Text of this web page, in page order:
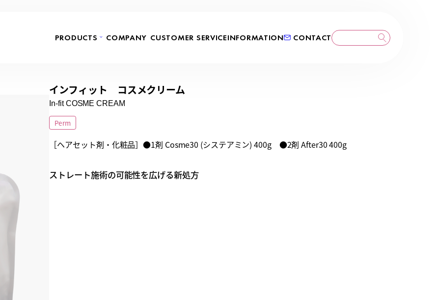
PRODUCTS COMPANY CUSTOMER SERVICEINFORMATION CONTACT
インフィット コスメクリーム
In-fit COSME CREAM
Perm
［ヘアセット剤・化粧品］●1剤 Cosme30 (システアミン) 400g ●2剤 After30 400g
ストレート施術の可能性を広げる新処方